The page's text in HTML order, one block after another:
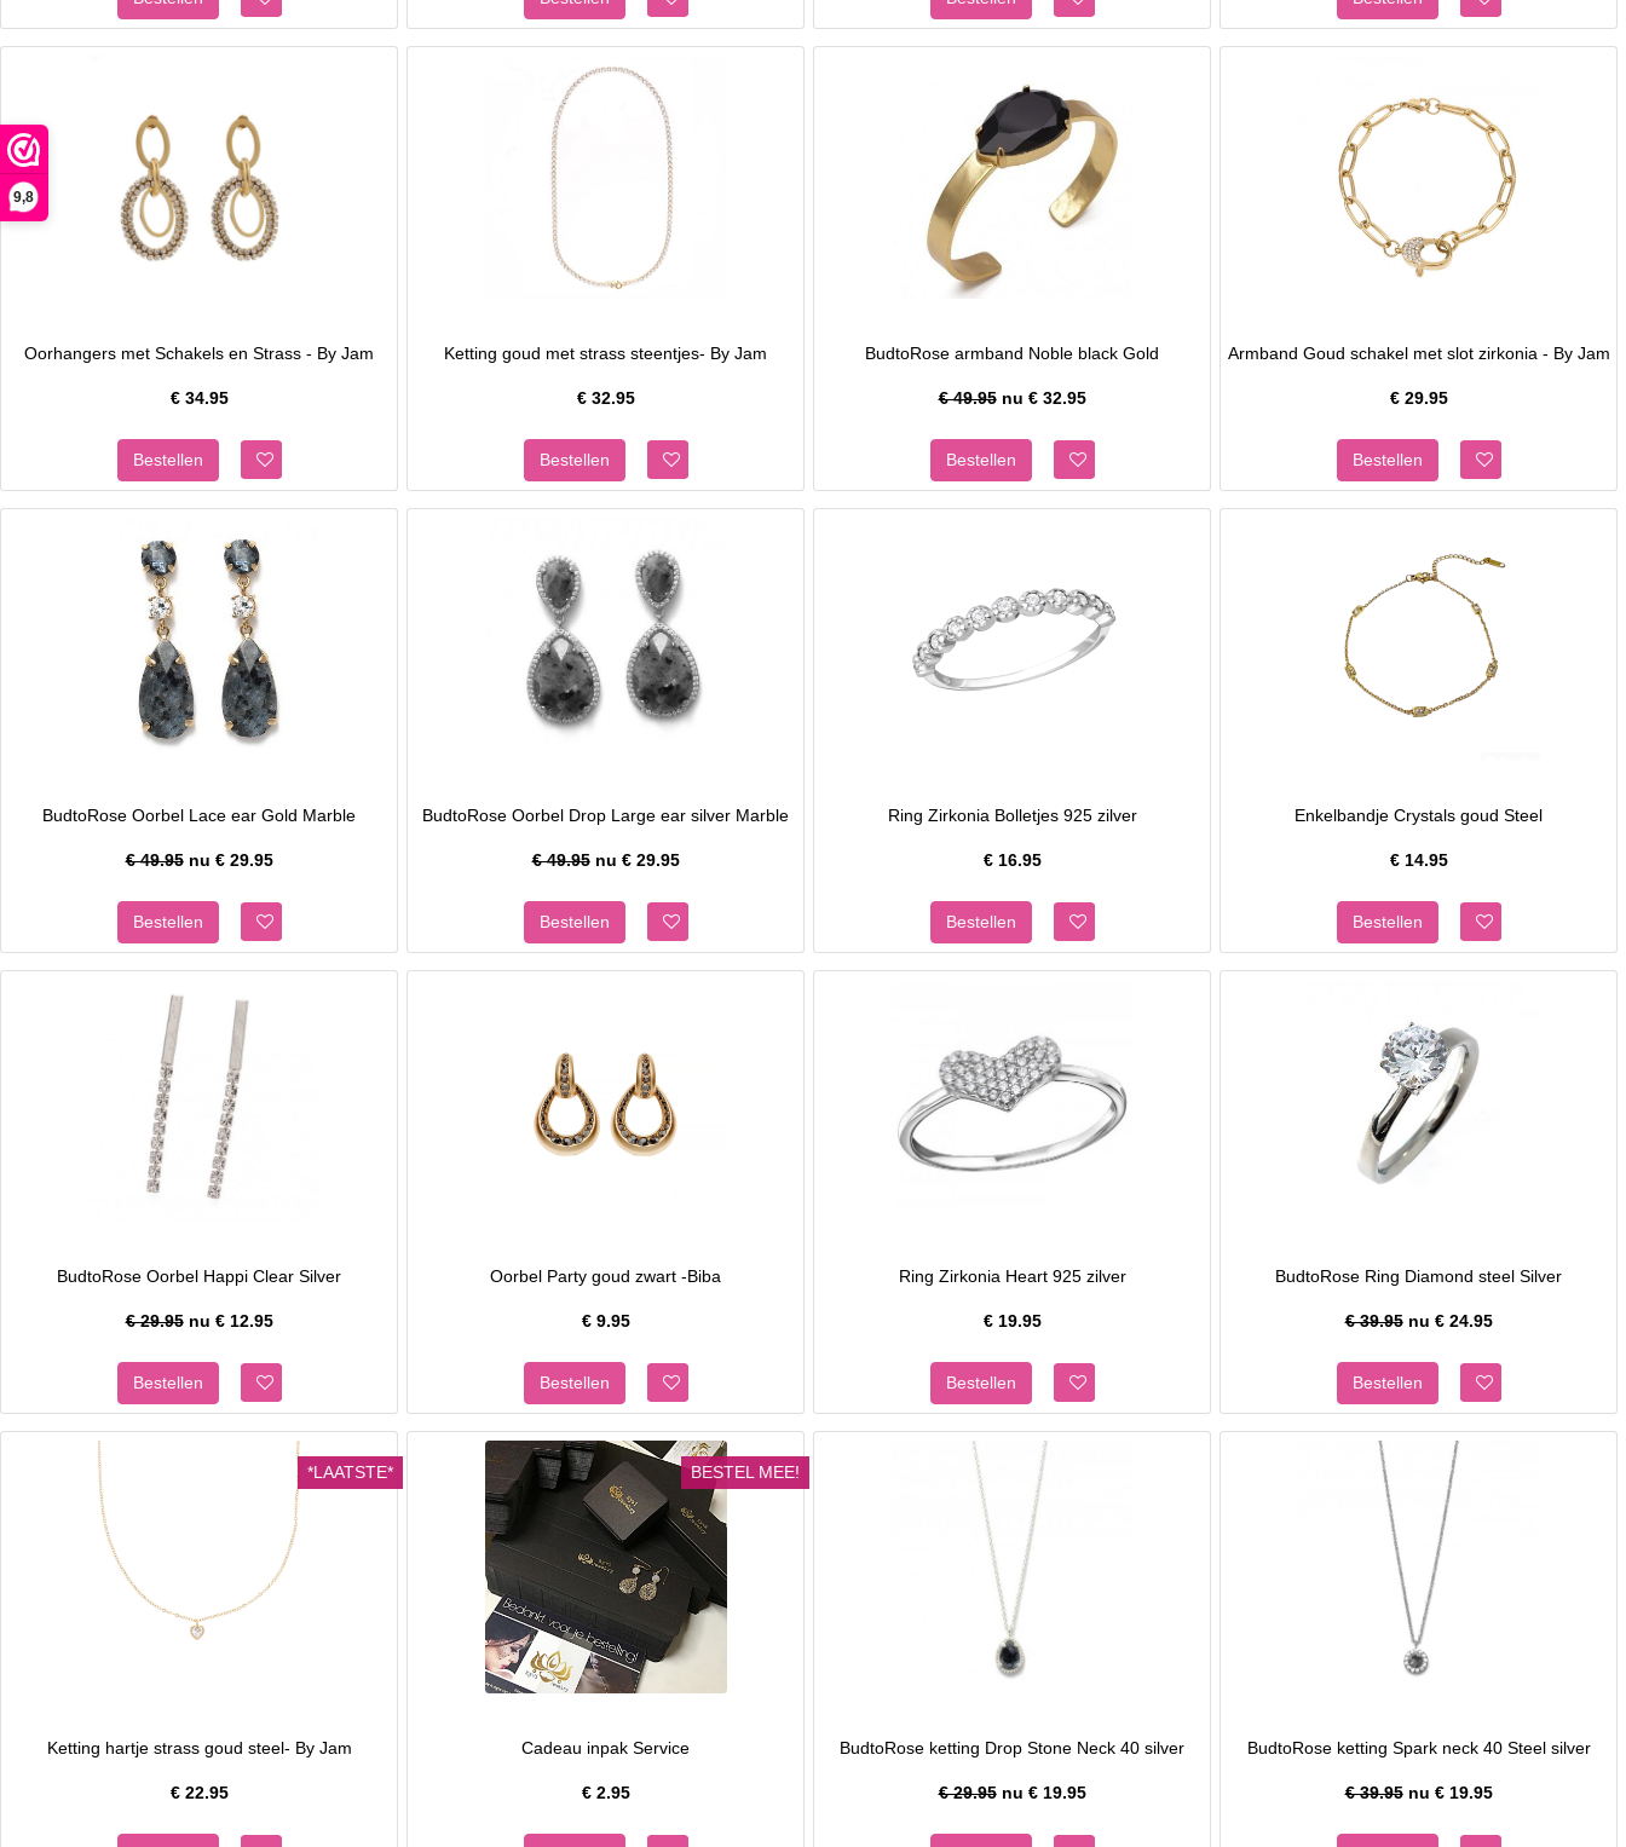
9,8
Oorhangers met Schakels en Strass - By Jam
€ 34.95
Ketting goud met strass steentjes- By Jam
€ 32.95
BudtoRose armband Noble black Gold
€ 49.95nu € 32.95
Armband Goud schakel met slot zirkonia - By Jam
€ 29.95
BudtoRose Oorbel Lace ear Gold Marble
€ 49.95nu € 29.95
BudtoRose Oorbel Drop Large ear silver Marble
€ 49.95nu € 29.95
Ring Zirkonia Bolletjes 925 zilver
€ 16.95
Enkelbandje Crystals goud Steel
€ 14.95
BudtoRose Oorbel Happi Clear Silver
€ 29.95nu € 12.95
Oorbel Party goud zwart -Biba
€ 9.95
Ring Zirkonia Heart 925 zilver
€ 19.95
BudtoRose Ring Diamond steel Silver
€ 39.95nu € 24.95
*LAATSTE*
Ketting hartje strass goud steel- By Jam
€ 22.95
BESTEL MEE!
Cadeau inpak Service
€ 2.95
BudtoRose ketting Drop Stone Neck 40 silver
€ 29.95nu € 19.95
BudtoRose ketting Spark neck 40 Steel silver
€ 39.95nu € 19.95